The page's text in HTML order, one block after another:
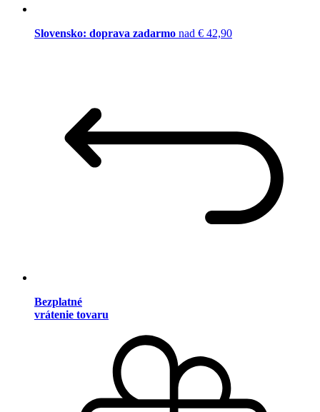
Slovensko: doprava zadarmo nad € 42,90
Bezplatné
vrátenie tovaru